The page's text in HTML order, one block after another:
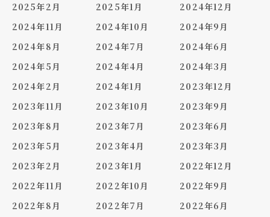
2025年2月
2025年1月
2024年12月
2024年11月
2024年10月
2024年9月
2024年8月
2024年7月
2024年6月
2024年5月
2024年4月
2024年3月
2024年2月
2024年1月
2023年12月
2023年11月
2023年10月
2023年9月
2023年8月
2023年7月
2023年6月
2023年5月
2023年4月
2023年3月
2023年2月
2023年1月
2022年12月
2022年11月
2022年10月
2022年9月
2022年8月
2022年7月
2022年6月